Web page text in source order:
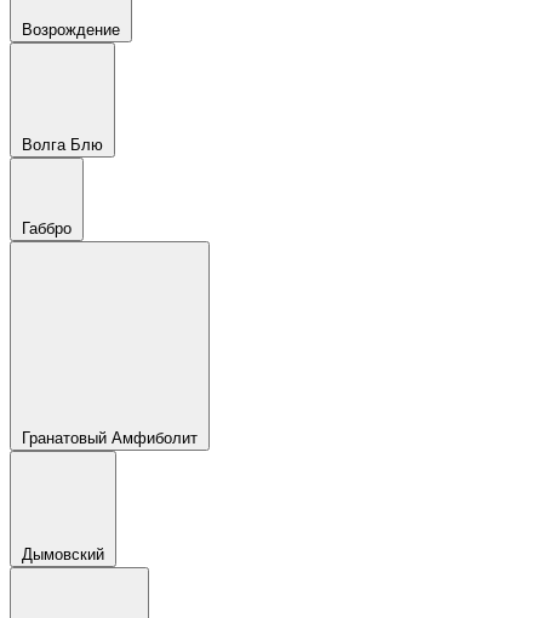
Возрождение
Волга Блю
Габбро
Гранатовый Амфиболит
Дымовский